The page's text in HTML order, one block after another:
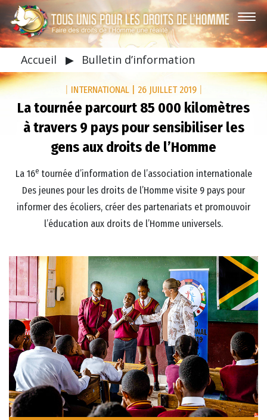
Accueil ▶ Bulletin d’information
INTERNATIONAL 26 JUILLET 2019
La tournée parcourt 85 000 kilomètres
à travers 9 pays pour sensibiliser les
gens aux droits de l’Homme
La 16etournée d’information de l’association internationale
Des jeunes pour les droits de l’Homme visite 9 pays pour
informer des écoliers, créer des partenariats et promouvoir
l’éducation aux droits de l’Homme universels.